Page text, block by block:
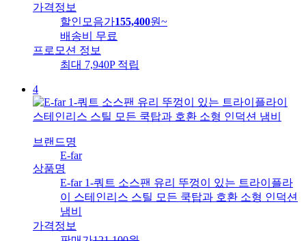
가격정보
할인모음가155,400원~
배송비
무료
프로모션 정보
최대 7,940P 적립
4
브랜드명
E-far
상품명
E-far 1-쿼트 소스팬 유리 뚜껑이 있는 트라이플라
이 스테인리스 스틸 모든 쿡탑과 호환 소형 인덕션
냄비
가격정보